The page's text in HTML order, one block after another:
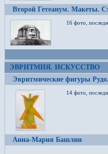
Второй Гетеанум. Макеты.
16 фото,
ЭВРИТМИЯ. ИСКУССТВО
Эвритмические фигуры
14 фото,
Анна-Мария Башлин